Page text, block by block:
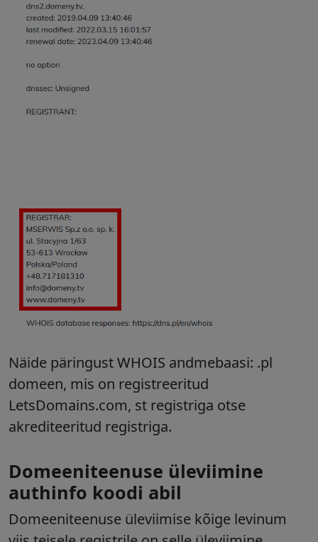
Näide päringust WHOIS andmebaasi: .pl
domeen, mis on registreeritud
LetsDomains.com, st registriga otse
akrediteeritud registriga.
Domeeniteenuse üleviimine
authinfo koodi abil
Domeeniteenuse üleviimise kõige levinum